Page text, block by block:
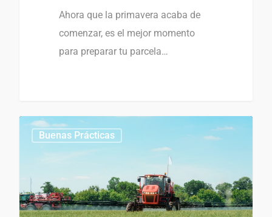
Ahora que la primavera acaba de
comenzar, es el mejor momento
para preparar tu parcela…
Buenas Prácticas